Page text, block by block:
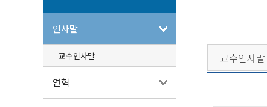
인사말
교수인사말
연혁
교수인사말